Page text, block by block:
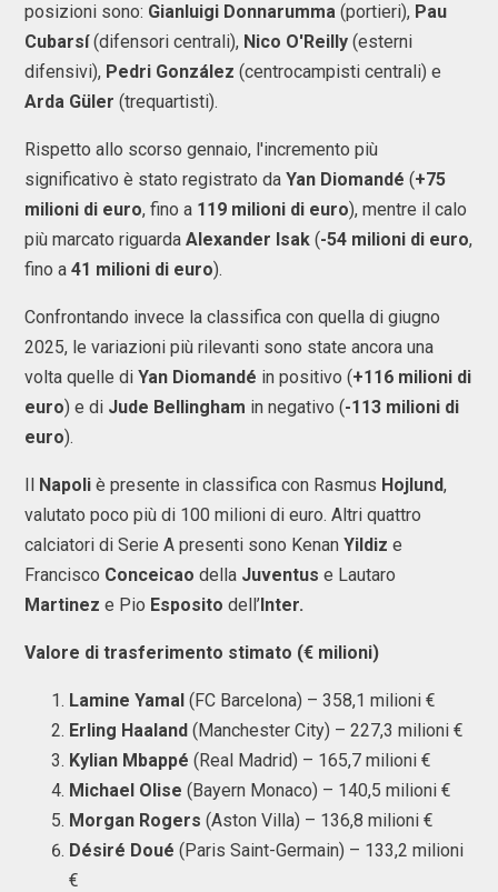
posizioni sono: Gianluigi Donnarumma (portieri), Pau
Cubarsí(difensori centrali), Nico O'Reilly (esterni
difensivi), Pedri González (centrocampisti centrali) e
Arda Güler (trequartisti).
Rispetto allo scorso gennaio, l'incremento più
significativo è stato registrato da Yan Diomandé (+75
milioni di euro, fino a 119 milioni di euro), mentre il calo
più marcato riguarda Alexander Isak (-54 milioni di euro,
fino a 41 milioni di euro).
Confrontando invece la classifica con quella di giugno
2025, le variazioni più rilevanti sono state ancora una
volta quelle di Yan Diomandé in positivo (+116 milioni di
euro) e di Jude Bellingham in negativo (-113 milioni di
euro).
Il Napoli è presente in classifica con Rasmus Hojlund,
valutato poco più di 100 milioni di euro. Altri quattro
calciatori di Serie A presenti sono Kenan Yildiz e
Francisco Conceicao della Juventus e Lautaro
Martinez e Pio Esposito dell’Inter.
Valore di trasferimento stimato (€ milioni)
Lamine Yamal (FC Barcelona) – 358,1 milioni €
Erling Haaland (Manchester City) – 227,3 milioni €
Kylian Mbappé (Real Madrid) – 165,7 milioni €
Michael Olise (Bayern Monaco) – 140,5 milioni €
Morgan Rogers (Aston Villa) – 136,8 milioni €
Désiré Doué (Paris Saint-Germain) – 133,2 milioni
€